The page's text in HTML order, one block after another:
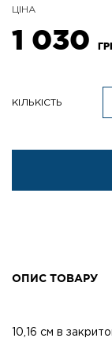
ЦІНА
1 030
КІЛЬКІСТЬ
ОПИС ТОВАРУ
10,16 см в